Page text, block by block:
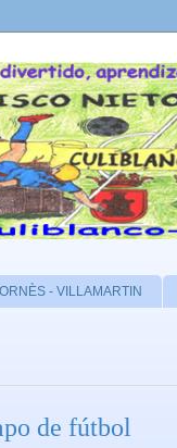
- VILLAMARTIN
de fútbol